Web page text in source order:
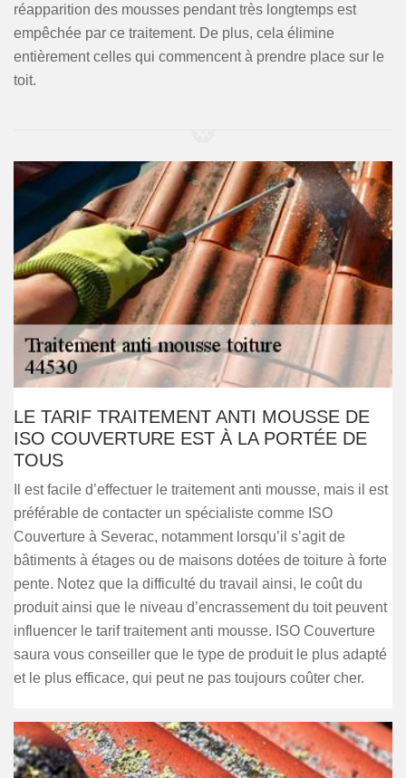
réapparition des mousses pendant très longtemps est
empêchée par ce traitement. De plus, cela élimine
entièrement celles qui commencent à prendre place sur le
toit.
LE TARIF TRAITEMENT ANTI MOUSSE DE
ISO COUVERTURE EST À LA PORTÉE DE
TOUS
Il est facile d’effectuer le traitement anti mousse, mais il est
préférable de contacter un spécialiste comme ISO
Couverture à Severac, notamment lorsqu’il s’agit de
bâtiments à étages ou de maisons dotées de toiture à forte
pente. Notez que la difficulté du travail ainsi, le coût du
produit ainsi que le niveau d’encrassement du toit peuvent
influencer le tarif traitement anti mousse. ISO Couverture
saura vous conseiller que le type de produit le plus adapté
et le plus efficace, qui peut ne pas toujours coûter cher.